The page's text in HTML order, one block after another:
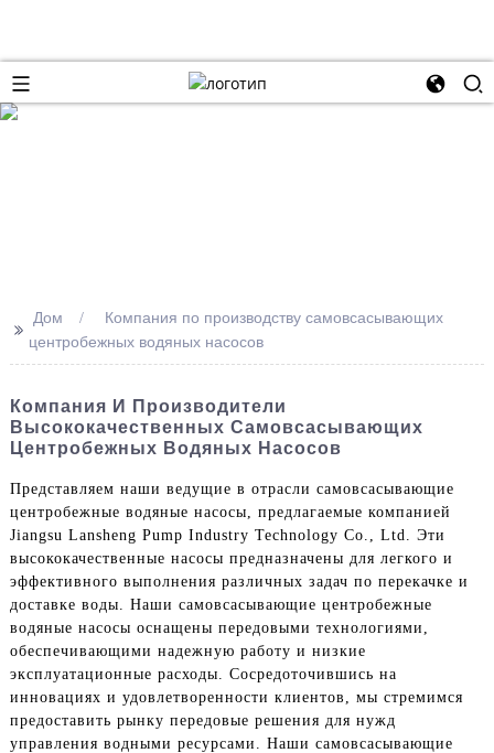
>> Дом
Компания по производству самовсасывающих
центробежных водяных насосов
Компания И Производители
Высококачественных Самовсасывающих
Центробежных Водяных Насосов
Представляем наши ведущие в отрасли самовсасывающие
центробежные водяные насосы, предлагаемые компанией
Jiangsu Lansheng Pump Industry Technology Co., Ltd. Эти
высококачественные насосы предназначены для легкого и
эффективного выполнения различных задач по перекачке и
доставке воды. Наши самовсасывающие центробежные
водяные насосы оснащены передовыми технологиями,
обеспечивающими надежную работу и низкие
эксплуатационные расходы. Сосредоточившись на
инновациях и удовлетворенности клиентов, мы стремимся
предоставить рынку передовые решения для нужд
управления водными ресурсами. Наши самовсасывающие